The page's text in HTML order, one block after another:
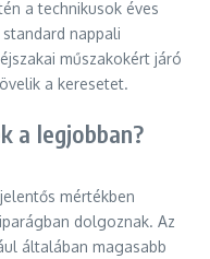
a technikusok éves
nappali
műszakokért járó
a keresetet.
a legjobban?
mértékben
dolgoznak. Az
általában magasabb